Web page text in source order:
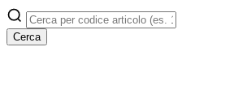
Cerca